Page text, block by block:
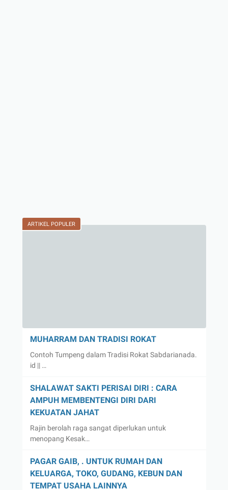
ARTIKEL POPULER
MUHARRAM DAN TRADISI ROKAT
Contoh Tumpeng dalam Tradisi Rokat Sabdarianada.
id || …
SHALAWAT SAKTI PERISAI DIRI : CARA
AMPUH MEMBENTENGI DIRI DARI
KEKUATAN JAHAT
Rajin berolah raga sangat diperlukan untuk
menopang Kesak…
PAGAR GAIB, . UNTUK RUMAH DAN
KELUARGA, TOKO, GUDANG, KEBUN DAN
TEMPAT USAHA LAINNYA